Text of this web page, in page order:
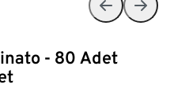
- 80 Adet